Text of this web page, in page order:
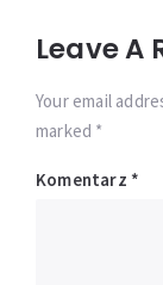
Leave A
Your email
marked *
Komentarz *